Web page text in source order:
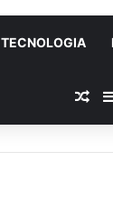
TECNOLOGIA